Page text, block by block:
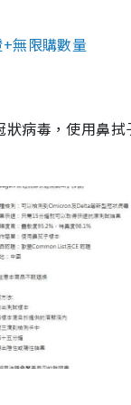
無限購數量
病毒，使用鼻拭